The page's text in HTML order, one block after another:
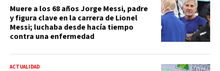
Muere a los 68 años Jorge Messi, padre
y figura clave en la carrera de Lionel
Messi; luchaba desde hacía tiempo
contra una enfermedad
ACTUALIDAD